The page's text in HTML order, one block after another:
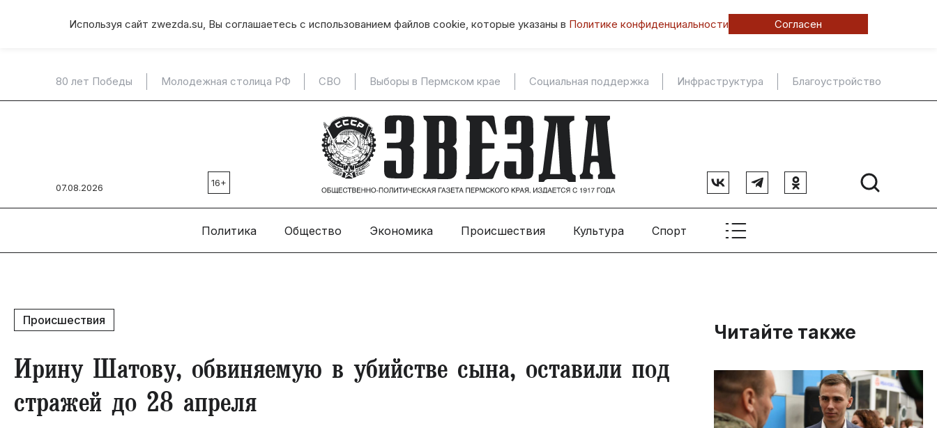
Используя сайт zwezda.su, Вы соглашаетесь с использованием файлов cookie, которые указаны в Политике конфиденциальности Согласен
80 лет Победы Молодежная столица РФ СВО Выборы в Пермском крае Социальная поддержка Инфраструктура Благоустройство
07.08.2026 16+
Политика Общество Экономика Происшествия Культура Спорт
Происшествия
​Ирину Шатову, обвиняемую в убийстве сына, оставили под
стражей до 28 апреля
Читайте также